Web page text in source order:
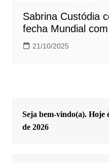
Sabrina Custódia
fecha Mundial
21/10/2025
Seja bem-vindo(a). Hoje
de 2026